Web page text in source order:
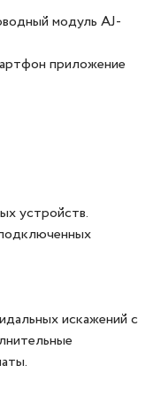
модуль AJ-
приложение
устройств.
искажений с